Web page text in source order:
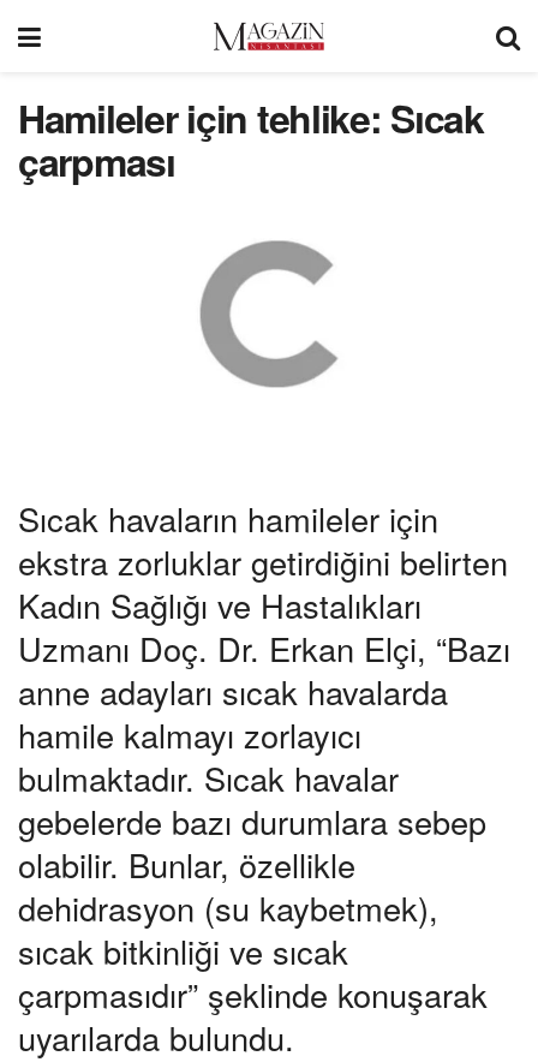
Hamileler için tehlike: Sıcak
çarpması
Sıcak havaların hamileler için
ekstra zorluklar getirdiğini belirten
Kadın Sağlığı ve Hastalıkları
Uzmanı Doç. Dr. Erkan Elçi, “Bazı
anne adayları sıcak havalarda
hamile kalmayı zorlayıcı
bulmaktadır. Sıcak havalar
gebelerde bazı durumlara sebep
olabilir. Bunlar, özellikle
dehidrasyon (su kaybetmek),
sıcak bitkinliği ve sıcak
çarpmasıdır” şeklinde konuşarak
uyarılarda bulundu.